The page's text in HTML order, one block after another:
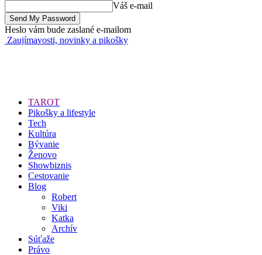
Váš e-mail
Heslo vám bude zaslané e-mailom
Zaujímavosti, novinky a pikošky
TAROT
Pikošky a lifestyle
Tech
Kultúra
Bývanie
Ženovo
Showbiznis
Cestovanie
Blog
Robert
Viki
Katka
Archív
Súťaže
Právo